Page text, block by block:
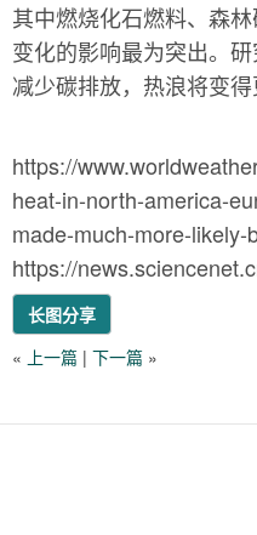
其中燃烧化石燃料、森
变化的影响最为突出。
减少碳排放，热浪将变得
https://
heat-in-north-america-
made-much-more-
https://
长图分享
« 上一篇 | 下一篇 »